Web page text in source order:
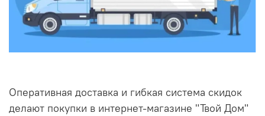
Оперативная доставка и гибкая система скидок
делают покупки в интернет-магазине "Твой Дом"